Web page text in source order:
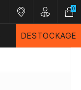
Nos magasins
Customer
0
DESTOCKAGE